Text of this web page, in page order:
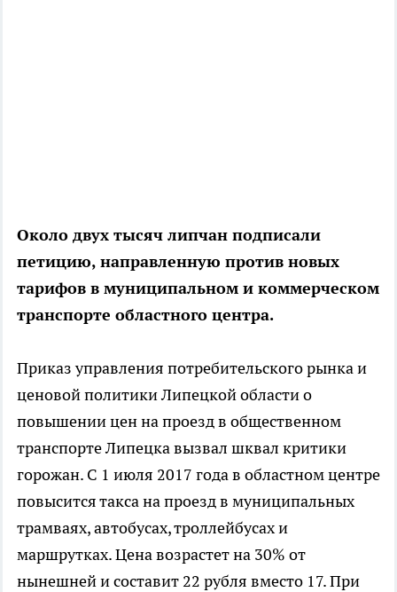
Около двух тысяч липчан подписали
петицию, направленную против новых
тарифов в муниципальном и коммерческом
транспорте областного центра.
Приказ управления потребительского рынка и
ценовой политики Липецкой области о
повышении цен на проезд в общественном
транспорте Липецка вызвал шквал критики
горожан. С 1 июля 2017 года в областном центре
повысится такса на проезд в муниципальных
трамваях, автобусах, троллейбусах и
маршрутках. Цена возрастет на 30% от
нынешней и составит 22 рубля вместо 17. При